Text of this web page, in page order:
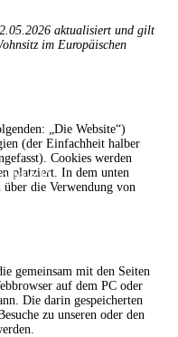
aktualisiert und gilt
im Europäischen
„Die Website“)
(der Einfachheit halber
Cookies werden
platziert. In dem unten
die Verwendung von
gemeinsam mit den Seiten
auf dem PC oder
Die darin gespeicherten
zu unseren oder den